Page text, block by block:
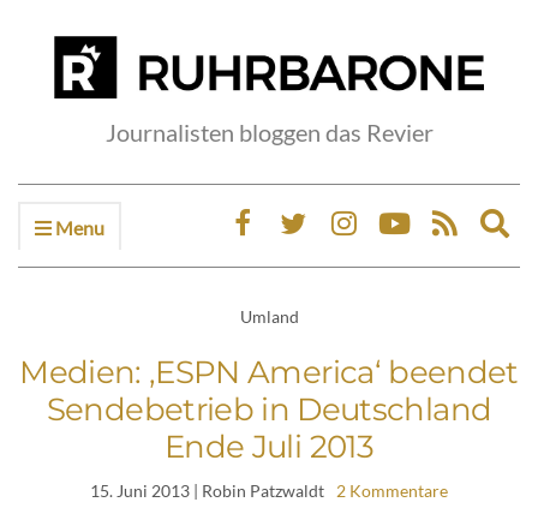
Journalisten bloggen das Revier
Menu
Umland
Medien: ‚ESPN America‘ beendet
Sendebetrieb in Deutschland
Ende Juli 2013
15. Juni 2013 | Robin Patzwaldt 2 Kommentare